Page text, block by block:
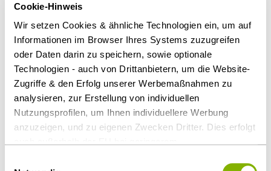
Cookie-Hinweis
Wir setzen Cookies & ähnliche Technologien ein, um auf
Informationen im Browser Ihres Systems zuzugreifen
oder Daten darin zu speichern, sowie optionale
Technologien - auch von Drittanbietern, um die Website-
Zugriffe & den Erfolg unserer Werbemaßnahmen zu
analysieren, zur Erstellung von individuellen
Nutzungsprofilen, um Ihnen individuellere Werbung
anzuzeigen, und zu eigenen Zwecken Dritter. Dies erfolgt
in der EU in den Verkehr gebracht wurden (Art. 13
Abs. 1 GMV bzw. § 24 Abs. 1 MarkenG). Daran, eine
somit markenrechtlich zulässige Werbung faktisch
durch eine Google-„Markenbeschwerde“ und
anschließende Nichterteilung der Zustimmung zu
verhindern, steht dem Markeninhaber kein
billigenswertes rechtliches Interesse zu. Das
Interesse des Mitbewerbers daran, eine
entsprechende AdWords-Werbung unter Nennung
der Marke „ROLEX“ schalten zu können, überwiegt